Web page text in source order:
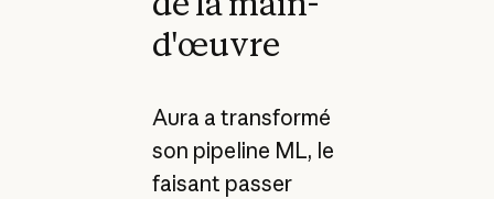
d'œuvre
Aura a transformé
son pipeline ML, le
faisant passer